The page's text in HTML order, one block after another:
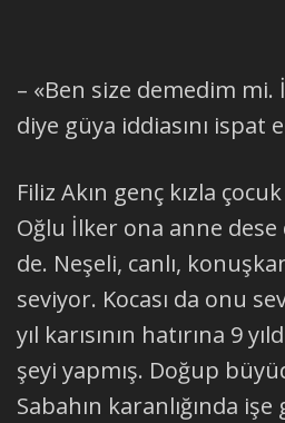
– «Ben size demedim mi.
diye güya iddiasını ispat
Filiz Akın genç kızla
Oğlu İlker ona anne
de. Neşeli, canlı,
seviyor. Kocası da onu
yıl karısının hatırına 9
şeyi yapmış. Doğup
Sabahın karanlığında